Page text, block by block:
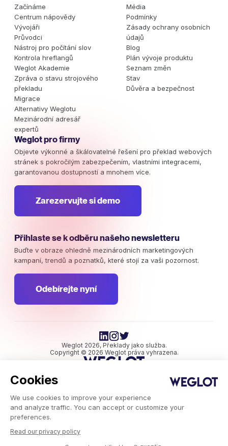
Cookies
We use cookies to improve your experience
and analyze traffic. You can accept or customize your
preferences.
Read our privacy policy
Začínáme
Centrum nápovědy
Vývojáři
Průvodci
Nástroj pro počítání slov
Kontrola hreflangů
Weglot Akademie
Zpráva o stavu strojového
překladu
Migrace
Alternativy Weglotu
Mezinárodní adresář
expertů
Média
Podmínky
Zásady ochrany osobních
údajů
Blog
Plán vývoje produktu
Seznam změn
Stav
Důvěra a bezpečnost
Weglot pro firmy
Objevte výkonné a škálovatelné řešení pro překlad webových
stránek s pokročilým zabezpečením, vlastními integracemi,
garantovanou dostupností a mnohem více.
Zarezervujte si demo
Přihlaste se k odběru našeho newsletteru
Buďte v obraze ohledně mezinárodních marketingových
kampaní, trendů a poznatků, které stojí za vaši pozornost.
Odebírejte nyní
Weglot 2026, Překlady jako služba.
Copyright © 2026 Weglot práva vyhrazena.